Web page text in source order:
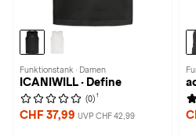
Funktionstank · Damen
ICANIWILL · Define
(0) 1
CHF 37,99 UVP CHF 42,99